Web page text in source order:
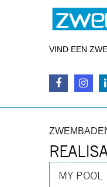
VIND EEN
MY POOL